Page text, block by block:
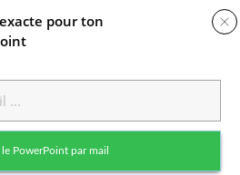
pour ton
le PowerPoint par mail